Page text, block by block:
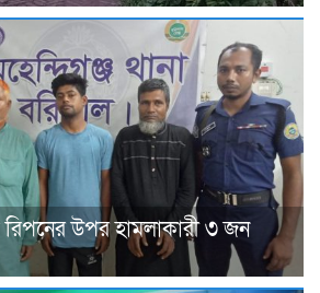
রিপনের উপর হামলাকারী ৩ জন